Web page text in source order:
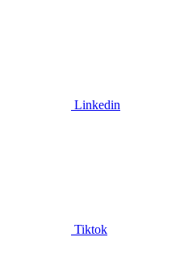
Linkedin
Tiktok